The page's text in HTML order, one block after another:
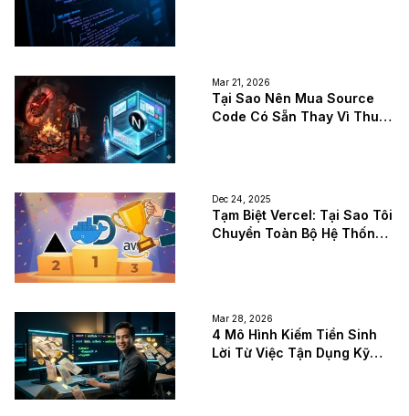
Mar 21, 2026
Tại Sao Nên Mua Source
Code Có Sẵn Thay Vì Thuê
Dec 24, 2025
Tạm Biệt Vercel: Tại Sao Tôi
Chuyển Toàn Bộ Hệ Thống
Mar 28, 2026
4 Mô Hình Kiếm Tiền Sinh
Lời Từ Việc Tận Dụng Kỹ